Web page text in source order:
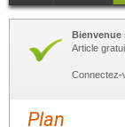
Article
Connectez-
Plan